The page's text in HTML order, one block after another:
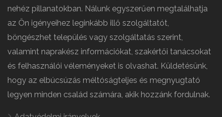
nehéz pillanatokban. Nálunk egyszerűen megtalálhatja
az Ön igényeihez leginkább illő szolgáltatót,
böngészhet település vagy szolgáltatás szerint,
valamint naprakész információkat, szakértői tanácsokat
és felhasználói véleményeket is olvashat. Küldetésünk,
hogy az elbúcsúzás méltóságteljes és megnyugtató
legyen minden család számára, akik hozzánk fordulnak.